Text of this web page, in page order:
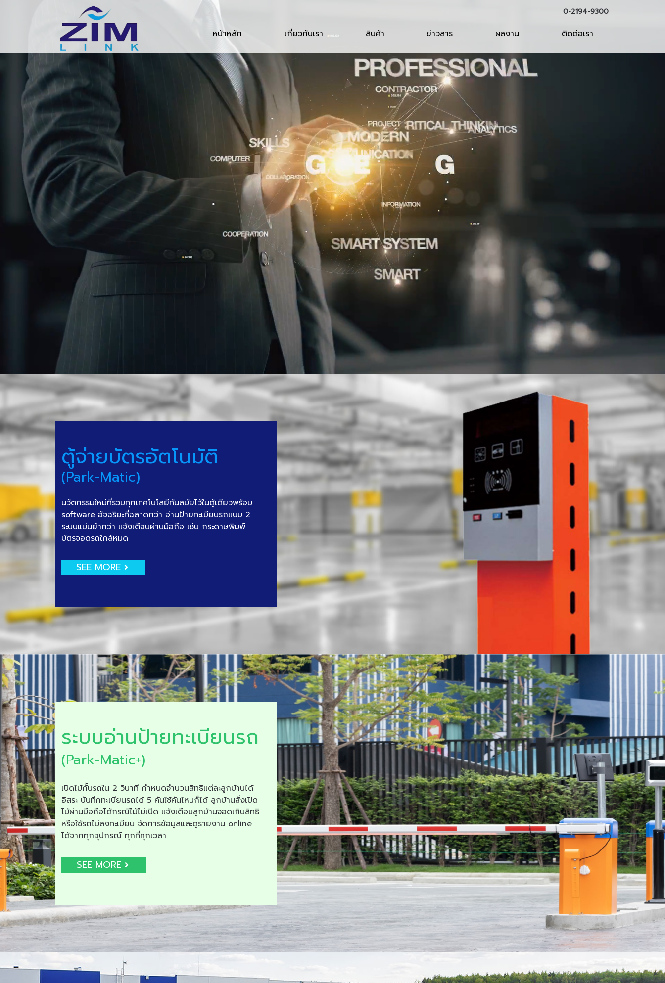
0-2194-9300
หน้าหลัก เกี่ยวกับเรา สินค้า ข่าวสาร ผลงาน ติดต่อเรา
ตู้จ่ายบัตรอัตโนมัติ
(Park-Matic)
นวัตกรรมใหม่ที่รวมทุกเทคโนโลยีทันสมัยไว้ในตู้เดียวพร้อม
software อัจฉริยะที่ฉลาดกว่า อ่านป้ายทะเบียนรถแบบ 2
ระบบแม่นยำกว่า แจ้งเตือนผ่านมือถือ เช่น กระดาษพิมพ์
บัตรจอดรถใกล้หมด
SEE MORE
ระบบอ่านป้ายทะเบียนรถ
(Park-Matic+)
เปิดไม้กั้นรถใน 2 วินาที กำหนดจำนวนสิทธิแต่ละลูกบ้านได้
อิสระ บันทึกทะเบียนรถได้ 5 คันใช้คันไหนก็ได้ ลูกบ้านสั่งเปิด
ไม้ผ่านมือถือได้กรณีไม้ไม่เปิด แจ้งเตือนลูกบ้านจอดเกินสิทธิ
หรือใช้รถไม่ลงทะเบียน จัดการข้อมูลและดูรายงาน online
ได้จากทุกอุปกรณ์ ทุกที่ทุกเวลา
SEE MORE